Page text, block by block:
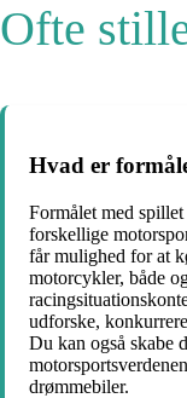
Ofte
Hvad er
Formålet med
forskellige
får mulighed for at
motorcykler, både
udforske,
Du kan også skabe
drømmebiler.